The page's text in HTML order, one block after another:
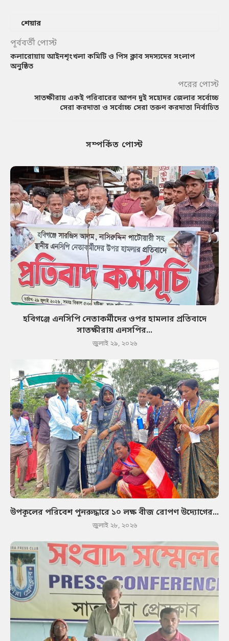
শেয়ার
পূর্ববর্তী পোস্ট
কলারোয়ায় আইনশৃংখলা কমিটি ও পিস ক্লাব সদস্যদের সংলাপ
অনুষ্ঠিত
পরের পোস্ট
সাতক্ষীরায় একই পরিবারের আপন দুই সহোদর জেলার সর্বোচ্চ
সেরা করদাতা ও সর্বোচ্চ সেরা তরুণ করদাতা নির্বাচিত
সম্পর্কিত পোস্ট
হবিগঞ্জে এনসিপি নেতাকর্মীদের ওপর হামলার প্রতিবাদে
সাতক্ষীরায় এনসপির...
জুলাই ২৯, ২০২৬
উপকূলের পরিবেশ পুনরুদ্ধারে ১০ লক্ষ বীজ রোপণ উদ্যোগের...
জুলাই ২৮, ২০২৬